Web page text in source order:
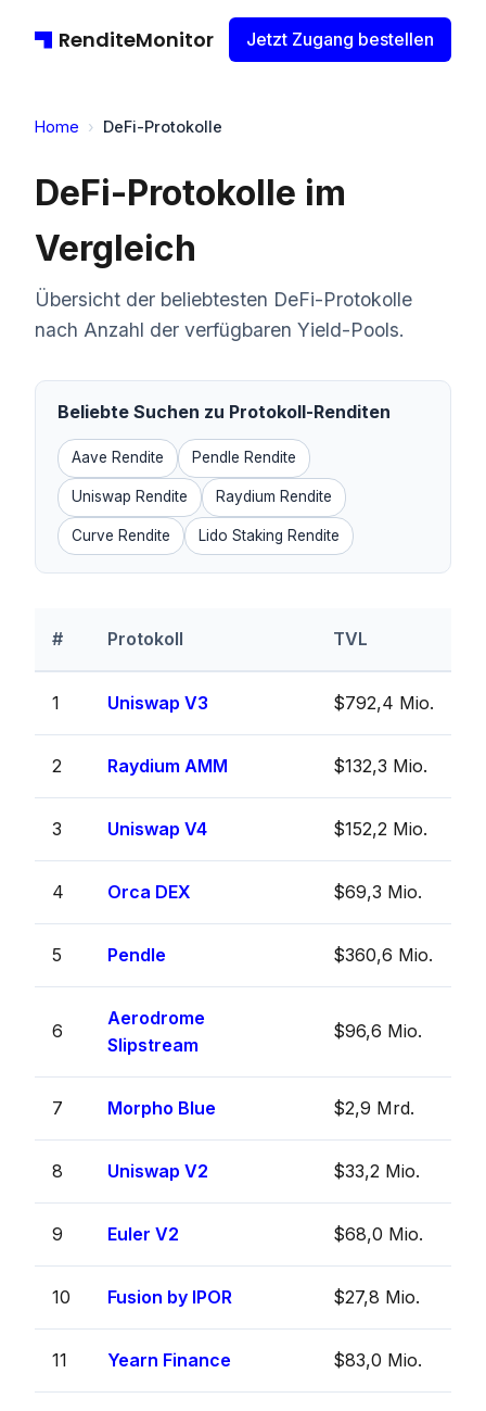
RenditeMonitor Jetzt Zugang bestellen
Home › DeFi-Protokolle
DeFi-Protokolle im
Vergleich
Übersicht der beliebtesten DeFi-Protokolle
nach Anzahl der verfügbaren Yield-Pools.
Beliebte Suchen zu Protokoll-Renditen
Aave Rendite Pendle Rendite
Uniswap Rendite Raydium Rendite
Curve Rendite Lido Staking Rendite
# Protokoll TVL
1 Uniswap V3 $792,4 Mio.
2 Raydium AMM $132,3 Mio.
3 Uniswap V4 $152,2 Mio.
4 Orca DEX $69,3 Mio.
5 Pendle $360,6 Mio.
6
Aerodrome
Slipstream
$96,6 Mio.
7 Morpho Blue $2,9 Mrd.
8 Uniswap V2 $33,2 Mio.
9 Euler V2 $68,0 Mio.
10 Fusion by IPOR $27,8 Mio.
11 Yearn Finance $83,0 Mio.